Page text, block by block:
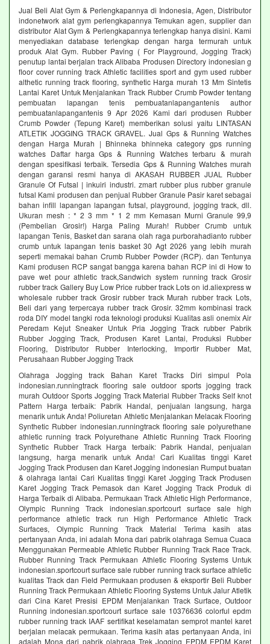
Jual Beli Alat Gym & Perlengkapannya di Indonesia, Agen, Distributor
indonetwork alat gym perlengkapannya Temukan agen, supplier dan
distributor Alat Gym & Perlengkapannya terlengkap hanya disini. Kami
menyediakan database terlengkap dengan harga termurah untuk
produk Alat Gym. Rubber Paving ( For Playground, Jogging Track)
penutup lantai berjalan track Alibaba Produsen Directory indonesian g
floor cover running track Athletic facilities sport and gym used rubber
althetic running track flooring, synthetic Harga murah 13 Mm Sintetis
Lantai Karet Untuk Menjalankan Track Rubber Crumb Powder tentang
pembuatan lapangan tenis pembuatanlapangantenis author
pembuatanlapangantenis 9 Apr 2026 Kami dari produsen Rubber
Crumb Powder (Tepung Karet) memberikan solusi yaitu LINTASAN
ATLETIK JOGGING TRACK GRAVEL. Jual Gps & Running Watches
dengan Harga Murah | Bhinneka bhinneka category gps running
watches Daftar harga Gps & Running Watches terbaru & murah
dengan spesifikasi terbaik. Tersedia Gps & Running Watches murah
dengan garansi resmi hanya di AKASAH RUBBER JUAL Rubber
Granule Of Futsal | inkuiri industri. zmart rubber plus rubber granule
futsal Kami produsen dan penjual Rubber Granule Pasir karet sebagai
bahan infill lapangan lapangan futsal, playground, jogging track, dll.
Ukuran mesh : * 2 3 mm * 1 2 mm Kemasan Murni Granule 99,9
(Pembelian Grosir!) Harga Paling Murah! Rubber Crumb untuk
lapangan Tenis, Basket dan sarana olah raga purborahadianto rubber
crumb untuk lapangan tenis basket 30 Agt 2026 yang lebih murah
seperti memakai bahan Crumb Rubber Powder (RCP). dan Tentunya
Kami produsen RCP sangat bangga karena bahan RCP ini di How to
pave wet pour athletic track,Sandwich system running track Grosir
rubber track Gallery Buy Low Price rubber track Lots on id.aliexpress w
wholesale rubber track Grosir rubber track Murah rubber track Lots,
Beli dari yang terpercaya rubber track Grosir. 32mm kombinasi track
roda DIY model tangki roda teknologi produksi Kualitas asli onemix Air
Peredam Kejut Sneaker Untuk Pria Jogging Track rubber Pabrik
Rubber Jogging Track, Produsen Karet Lantai, Produksi Rubber
Flooring, Distributor Rubber Interlocking, Importir Rubber Mat,
Perusahaan Rubber Jogging Track
Olahraga Jogging track Bahan Karet Tracks Diri simpul Pola
indonesian.runningtrack flooring sale outdoor sports jogging track
murah Outdoor Sports Jogging Track Material Rubber Tracks Self knot
Pattern Harga terbaik: Pabrik Handal, penjualan langsung, harga
menarik untuk Anda! Poliuretan Athletic Menjalankan Melacak Flooring
Synthetic Rubber indonesian.runningtrack flooring sale polyurethane
athletic running track Polyurethane Athletic Running Track Flooring
Synthetic Rubber Track Harga terbaik: Pabrik Handal, penjualan
langsung, harga menarik untuk Anda! Cari Kualitas tinggi Karet
Jogging Track Produsen dan Karet Jogging indonesian Rumput buatan
& olahraga lantai Cari Kualitas tinggi Karet Jogging Track Produsen
Karet Jogging Track Pemasok dan Karet Jogging Track Produk di
Harga Terbaik di Alibaba. Permukaan Track Athletic High Performance,
Olympic Running Track indonesian.sportcourt surface sale high
performance athletic track run High Performance Athletic Track
Surfaces, Olympic Running Track Material Terima kasih atas
pertanyaan Anda, ini adalah Mona dari pabrik olahraga Semua Cuaca
Menggunakan Permeable Athletic Rubber Running Track Race Track.
Rubber Running Track Permukaan Athletic Flooring Systems Untuk
indonesian.sportcourt surface sale rubber running track surface athletic
kualitas Track dan Field Permukaan produsen & eksportir Beli Rubber
Running Track Permukaan Athletic Flooring Systems Untuk Jalur Atletik
dari Cina Karet Presisi EPDM Menjalankan Track Surface, Outdoor
Running indonesian.sportcourt surface sale 10376636 colorful epdm
rubber running track IAAF sertifikat keselamatan semprot mantel karet
berjalan melacak permukaan. Terima kasih atas pertanyaan Anda, ini
adalah Mona dari pabrik olahraga Trek Jogging EPDM EPDM Karet